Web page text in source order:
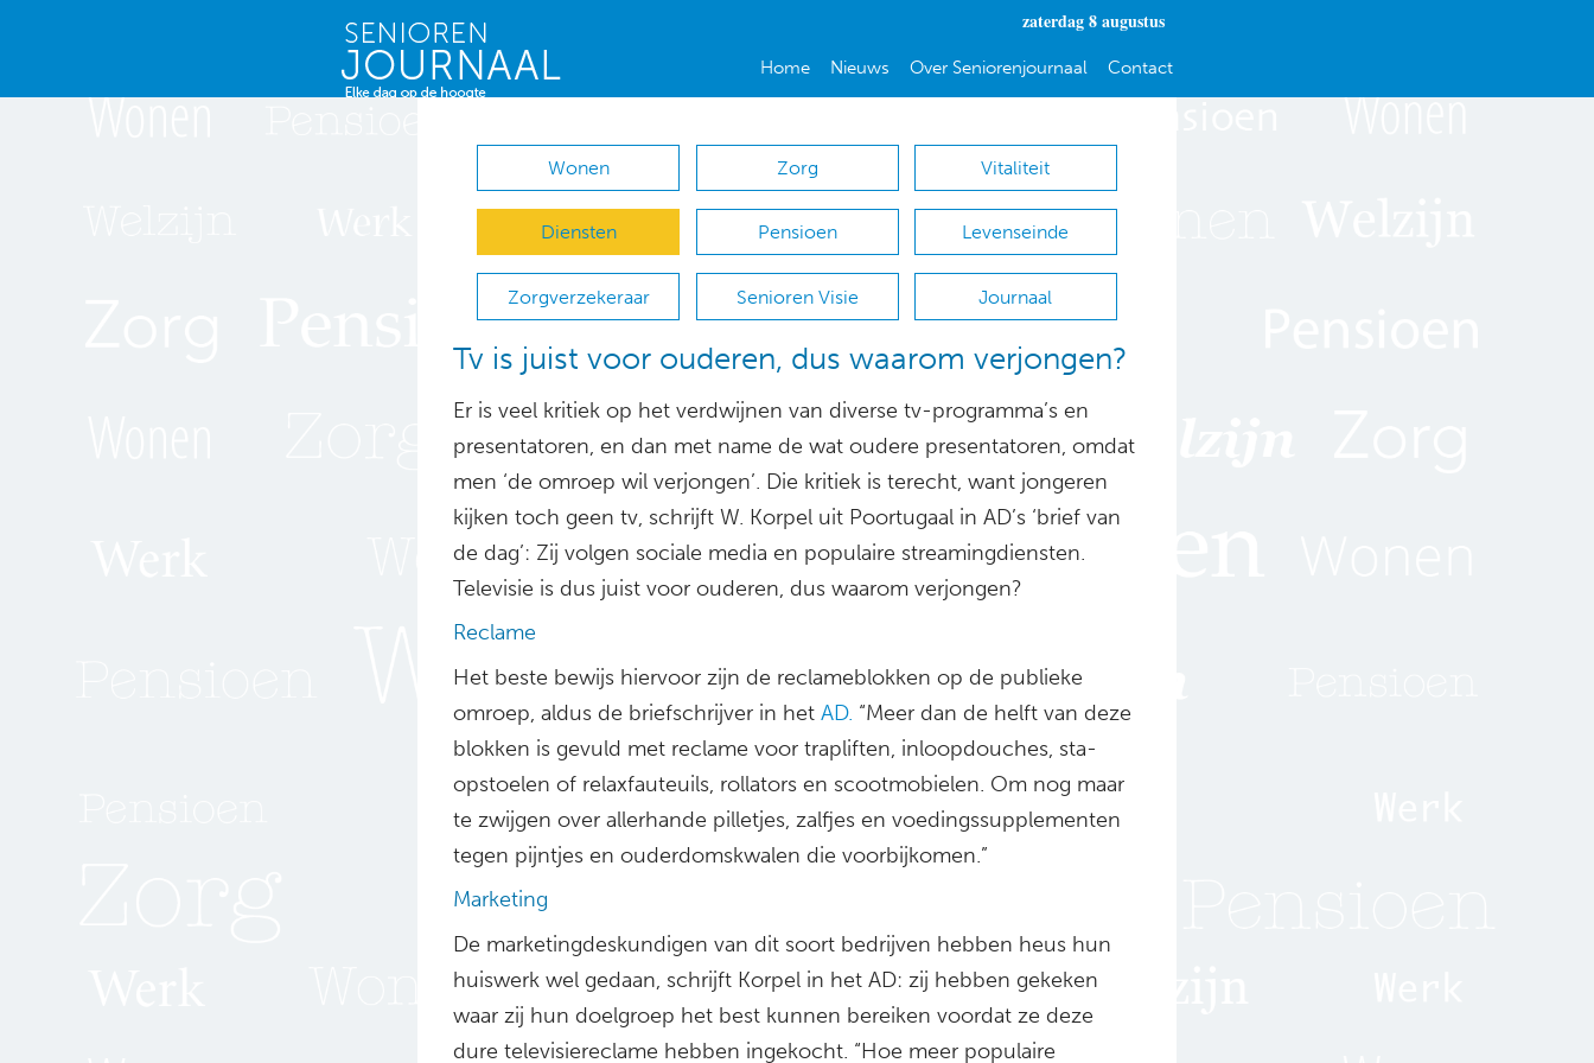
zaterdag 8 augustus
Home Nieuws Over Seniorenjournaal Contact
Wonen Zorg Vitaliteit
Diensten Pensioen Levenseinde
Zorgverzekeraar Senioren Visie Journaal
Tv is juist voor ouderen, dus waarom verjongen?
Er is veel kritiek op het verdwijnen van diverse tv-programma’s en
presentatoren, en dan met name de wat oudere presentatoren, omdat
men ‘de omroep wil verjongen’. Die kritiek is terecht, want jongeren
kijken toch geen tv, schrijft W. Korpel uit Poortugaal in AD’s ‘brief van
de dag’: Zij volgen sociale media en populaire streamingdiensten.
Televisie is dus juist voor ouderen, dus waarom verjongen?
Reclame
Het beste bewijs hiervoor zijn de reclameblokken op de publieke
omroep, aldus de briefschrijver in het AD. “Meer dan de helft van deze
blokken is gevuld met reclame voor trapliften, inloopdouches, sta-
opstoelen of relaxfauteuils, rollators en scootmobielen. Om nog maar
te zwijgen over allerhande pilletjes, zalfjes en voedingssupplementen
tegen pijntjes en ouderdomskwalen die voorbijkomen.”
Marketing
De marketingdeskundigen van dit soort bedrijven hebben heus hun
huiswerk wel gedaan, schrijft Korpel in het AD: zij hebben gekeken
waar zij hun doelgroep het best kunnen bereiken voordat ze deze
dure televisiereclame hebben ingekocht. “Hoe meer populaire